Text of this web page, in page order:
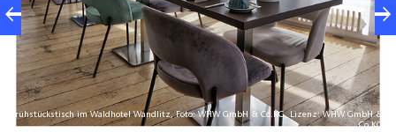
Frühstückstisch im Waldhotel Wandlitz, Foto: WHW GmbH & Co.KG, Lizenz: WHW GmbH &
Co.KG